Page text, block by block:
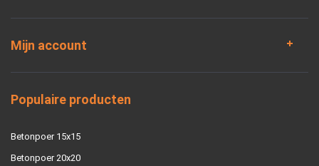
Mijn account
Populaire producten
Betonpoer 15x15
Betonpoer 20x20